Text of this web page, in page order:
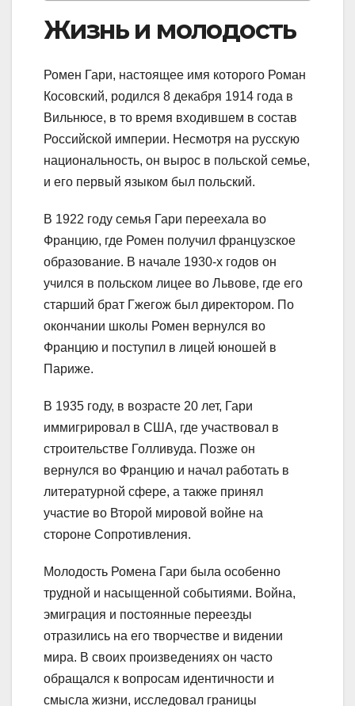
Жизнь и молодость
Ромен Гари, настоящее имя которого Роман
Косовский, родился 8 декабря 1914 года в
Вильнюсе, в то время входившем в состав
Российской империи. Несмотря на русскую
национальность, он вырос в польской семье,
и его первый языком был польский.
В 1922 году семья Гари переехала во
Францию, где Ромен получил французское
образование. В начале 1930-х годов он
учился в польском лицее во Львове, где его
старший брат Гжегож был директором. По
окончании школы Ромен вернулся во
Францию и поступил в лицей юношей в
Париже.
В 1935 году, в возрасте 20 лет, Гари
иммигрировал в США, где участвовал в
строительстве Голливуда. Позже он
вернулся во Францию и начал работать в
литературной сфере, а также принял
участие во Второй мировой войне на
стороне Сопротивления.
Молодость Ромена Гари была особенно
трудной и насыщенной событиями. Война,
эмиграция и постоянные переезды
отразились на его творчестве и видении
мира. В своих произведениях он часто
обращался к вопросам идентичности и
смысла жизни, исследовал границы